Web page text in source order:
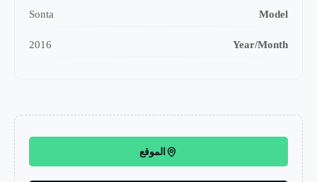
Model
Sonta
Year/Month
2016
الموقع